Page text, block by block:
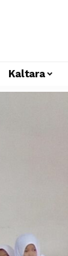
Kaltara